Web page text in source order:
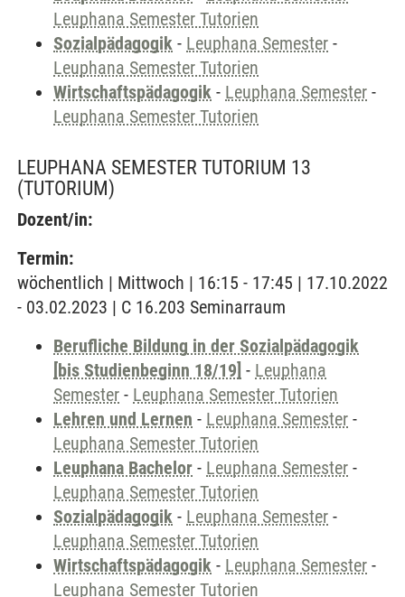
Leuphana Semester Tutorien
Sozialpädagogik - Leuphana Semester -
Leuphana Semester Tutorien
Wirtschaftspädagogik - Leuphana Semester -
Leuphana Semester Tutorien
LEUPHANA SEMESTER TUTORIUM 13
(TUTORIUM)
Dozent/in:
Termin:
wöchentlich | Mittwoch | 16:15 - 17:45 | 17.10.2022
- 03.02.2023 | C 16.203 Seminarraum
Berufliche Bildung in der Sozialpädagogik
[bis Studienbeginn 18/19] - Leuphana
Semester - Leuphana Semester Tutorien
Lehren und Lernen - Leuphana Semester -
Leuphana Semester Tutorien
Leuphana Bachelor - Leuphana Semester -
Leuphana Semester Tutorien
Sozialpädagogik - Leuphana Semester -
Leuphana Semester Tutorien
Wirtschaftspädagogik - Leuphana Semester -
Leuphana Semester Tutorien